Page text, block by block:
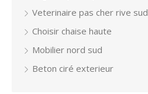
Veterinaire pas cher rive sud
Choisir chaise haute
Mobilier nord sud
Beton ciré exterieur